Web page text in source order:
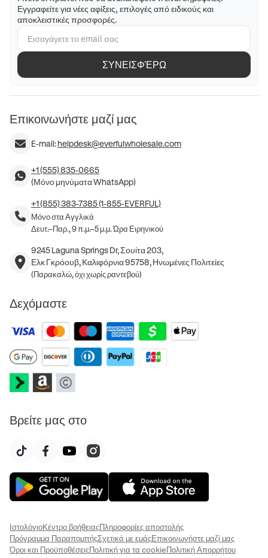
Εγγραφείτε για νέες αφίξεις, επιλογές από ειδικούς και
αποκλειστικές προσφορές.
ΣΥΝΕΙΣΦΈΡΩ
Επικοινωνήστε μαζί μας
E-mail:helpdesk@everfulwholesale.com
+1 (555) 835-0665
(Μόνο μηνύματα WhatsApp)
+1 (855) 383-7385 (1-855-EVERFUL)
Μόνο στα Αγγλικά
Δευτ.–Παρ., 9 π.μ.–5 μ.μ. Ώρα Ειρηνικού
9245 Laguna Springs Dr, Σουίτα 203,
Ελκ Γκρόουβ, Καλιφόρνια 95758, Ηνωμένες Πολιτείες
(Παρακαλώ, όχι χωρίς ραντεβού)
Δεχόμαστε
Βρείτε μας στο
ΙστολόγιοΚέντρο βοήθειαςΠληροφορίες αποστολής
Πρόγραμμα ΠαραπομπήςΣχετικά με εμάςΕπικοινωνήστε μαζί μας
Όροι και ΠροϋποθέσειςΠολιτική για τα cookieΠολιτική Απορρήτου